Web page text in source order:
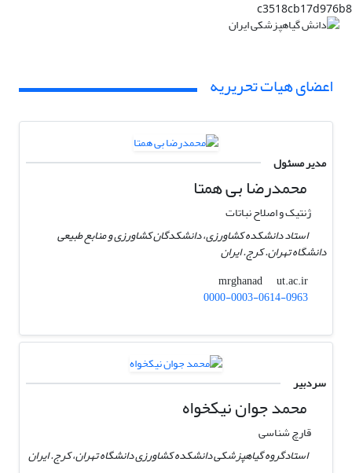
c3518cb17d976b8
اعضای هیات تحریریه
مدیر مسئول
محمدرضا بی همتا
ژنتیک و اصلاح نباتات
استاد دانشکده کشاورزی، دانشکدگان کشاورزی و منابع طبیعی
دانشگاه تهران. کرج. ایران
mrghanad
ut.ac.ir
0000-0003-0614-0963
سردبیر
محمد جوان نیکخواه
قارچ شناسی
استادگروه گیاهپزشکی دانشکده کشاورزی دانشگاه تهران، کرج. ایران